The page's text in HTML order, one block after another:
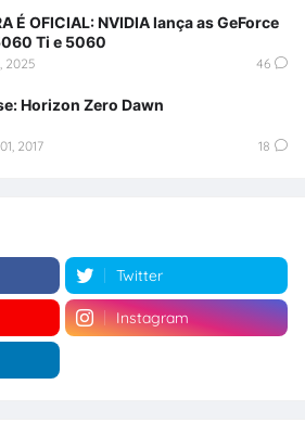
É OFICIAL: NVIDIA lança as GeForce
Ti e 5060
2025 46
Horizon Zero Dawn
2017 18
Twitter
Instagram